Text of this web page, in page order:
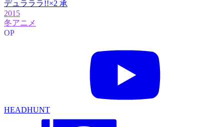
デュラララ!!×2 承
2015
冬アニメ
OP
HEADHUNT